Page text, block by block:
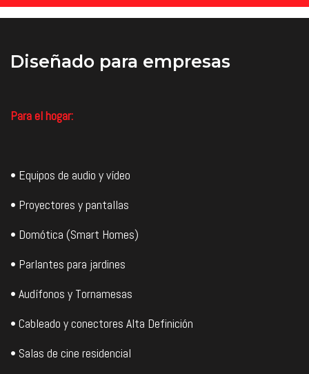
Diseñado para empresas
Para el hogar:
• Equipos de audio y vídeo
• Proyectores y pantallas
• Domótica (Smart Homes)
• Parlantes para jardines
• Audífonos y Tornamesas
• Cableado y conectores Alta Definición
• Salas de cine residencial